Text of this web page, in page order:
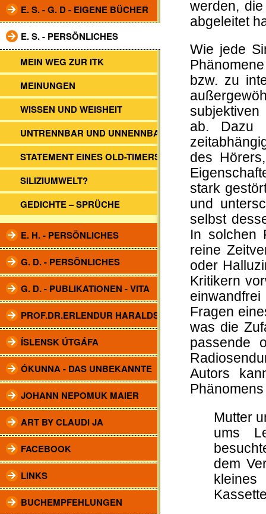
E. S. - G. D - EIGENE BÜCHER
E. S. - PERSÖNLICHES
MEIN WEG ZUR ITK
MEINUNGEN
WISSEN UND WEISHEIT
UNTRENNBAR UND UNNENNBAR
STATEMENT EINES OLD-TIMERS
SILIZIUMWELT?
GEDICHTE – SPRÜCHE
E. H. - PERSÖNLICHES
G. D. - PERSÖNLICHES
G. D. - PUBLIKATIONEN - VITA
PROF.DR.ERLENDUR HARALDSSON
ÍSLENSK ÚTGÁFA
ÓKUNNA - DAS UNBEKANNTE
JOHANN NEPOMUK MAIER
ART BY CLAUDI JA
FACEBOOK
LINKS
BUCHEMPFEHLUNGEN
werden,
abgeleitet
Wie jede
bzw. zu
subjektiven
ab. Dazu
des
stark
und
selbst
In
reine
oder
Kritikern
Fragen
was die
passende
Autors
Mutter
ums
dem